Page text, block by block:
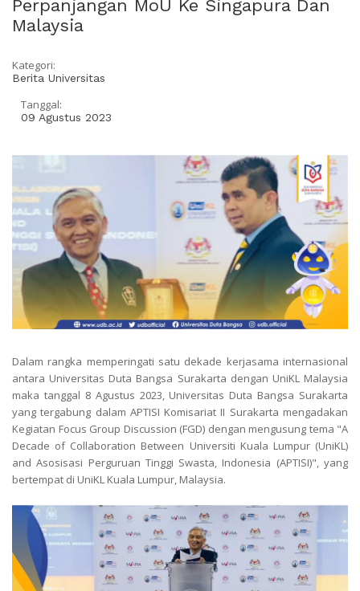
Perpanjangan MoU Ke Singapura Dan
Malaysia
Kategori:
Berita Universitas
Tanggal:
09 Agustus 2023
Dalam rangka memperingati satu dekade kerjasama internasional
antara Universitas Duta Bangsa Surakarta dengan UniKL Malaysia
maka tanggal 8 Agustus 2023, Universitas Duta Bangsa Surakarta
yang tergabung dalam APTISI Komisariat II Surakarta mengadakan
Kegiatan Focus Group Discussion (FGD) dengan mengusung tema "A
Decade of Collaboration Between Universiti Kuala Lumpur (UniKL)
and Asosisasi Perguruan Tinggi Swasta, Indonesia (APTISI)", yang
bertempat di UniKL Kuala Lumpur, Malaysia.